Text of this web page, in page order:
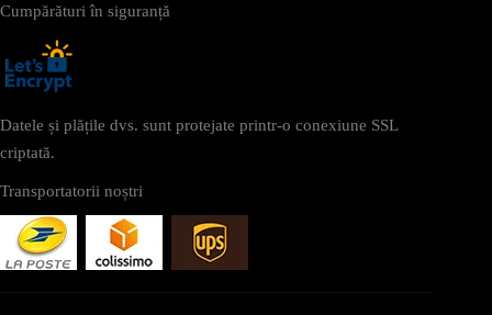
Cumpărături în siguranță
Datele și plățile dvs. sunt protejate printr-o conexiune SSL
criptată.
Transportatorii noștri